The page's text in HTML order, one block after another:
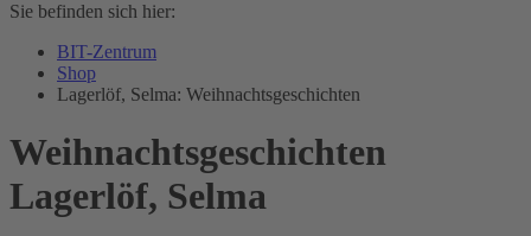
Sie befinden sich hier:
BIT-Zentrum
Shop
Lagerlöf, Selma: Weihnachtsgeschichten
Weihnachtsgeschichten
Lagerlöf, Selma